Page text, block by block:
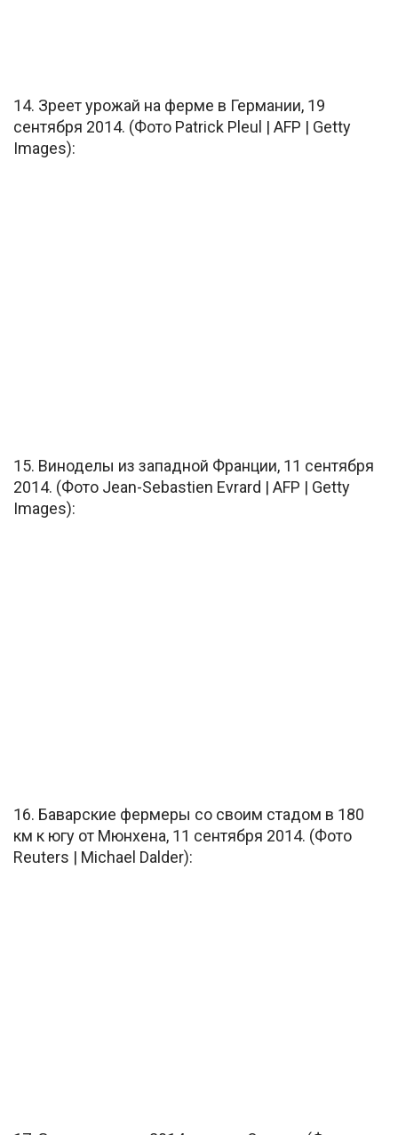
14. Зреет урожай на ферме в Германии, 19
сентября 2014. (Фото Patrick Pleul | AFP | Getty
Images):
15. Виноделы из западной Франции, 11 сентября
2014. (Фото Jean-Sebastien Evrard | AFP | Getty
Images):
16. Баварские фермеры со своим стадом в 180
км к югу от Мюнхена, 11 сентября 2014. (Фото
Reuters | Michael Dalder):